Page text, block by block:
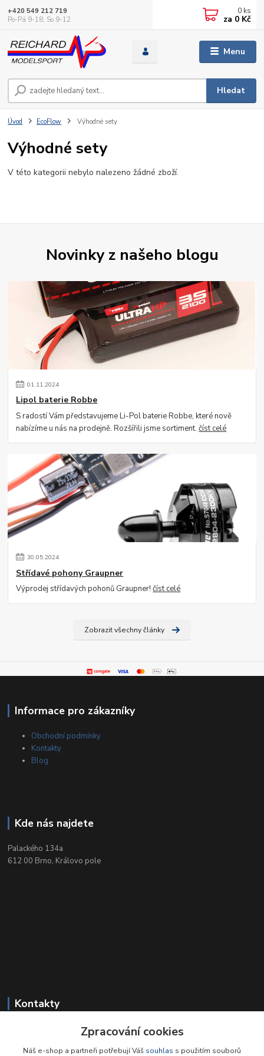
Menu
Hledat
+420 549 212 719
Po-Pá 9-18, So 9-12
0 ks
za 0 Kč
Úvod EcoFlow Výhodné sety
Výhodné sety
V této kategorii nebylo nalezeno žádné zboží.
Novinky z našeho blogu
01.11.2024
Lipol baterie Robbe
S radostí Vám představujeme Li-Pol baterie Robbe, které nově
nabízíme u nás na prodejně. Rozšířili jsme sortiment.číst celé
30.05.2024
Střídavé pohony Graupner
Výprodej střídavých pohonů Graupner!číst celé
Zobrazit všechny články
Informace pro zákazníky
Obchodní podmínky
Kontakty
Blog
Kde nás najdete
Palackého 134a
612 00 Brno, Královo pole
Kontakty
+420 549 212 719Zpracování cookies
Náš e-shop a partneři potřebují Váš souhlas s použitím souborů